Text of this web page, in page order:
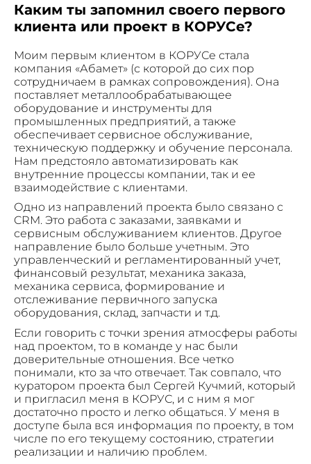
Каким ты запомнил своего первого
клиента или проект в КОРУСе?
Моим первым клиентом в КОРУСе стала
компания «Абамет» (с которой до сих пор
сотрудничаем в рамках сопровождения). Она
поставляет металлообрабатывающее
оборудование и инструменты для
промышленных предприятий, а также
обеспечивает сервисное обслуживание,
техническую поддержку и обучение персонала.
Нам предстояло автоматизировать как
внутренние процессы компании, так и ее
взаимодействие с клиентами.
Одно из направлений проекта было связано с
CRM. Это работа с заказами, заявками и
сервисным обслуживанием клиентов. Другое
направление было больше учетным. Это
управленческий и регламентированный учет,
финансовый результат, механика заказа,
механика сервиса, формирование и
отслеживание первичного запуска
оборудования, склад, запчасти и т.д.
Если говорить с точки зрения атмосферы работы
над проектом, то в команде у нас были
доверительные отношения. Все четко
понимали, кто за что отвечает. Так совпало, что
куратором проекта был Сергей Кучмий, который
и пригласил меня в КОРУС, и с ним я мог
достаточно просто и легко общаться. У меня в
доступе была вся информация по проекту, в том
числе по его текущему состоянию, стратегии
реализации и наличию проблем.